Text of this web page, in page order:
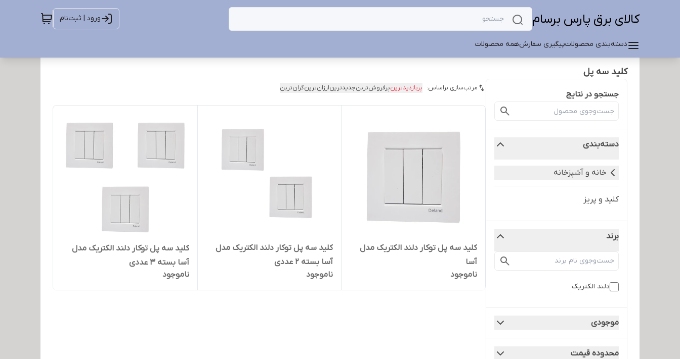
کالای برق پارس برسام ورود | ثبت‌نام
دسته‌بندی محصولاتپیگیری سفارشهمه محصولات
کلید سه پل
جستجو در نتایج
دسته‌بندی
خانه و آشپزخانه
کلید و پریز
برند
دلند الکتریک
موجودی
محدوده قیمت
مرتب‌سازی براساس: پربازدیدترینپرفروش‌ترینجدیدترینارزان‌ترینگران‌ترین
کلید سه پل توکار دلند الکتریک مدل
آسا
ناموجود
کلید سه پل توکار دلند الکتریک مدل
آسا بسته 2 عددی
ناموجود
کلید سه پل توکار دلند الکتریک مدل
آسا بسته 3 عددی
ناموجود